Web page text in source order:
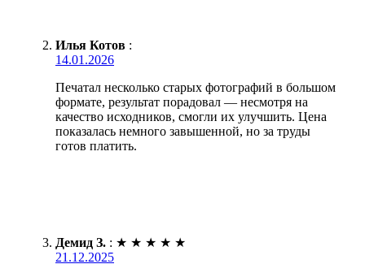
Илья Котов :
14.01.2026
Печатал несколько старых фотографий в большом
формате, результат порадовал — несмотря на
качество исходников, смогли их улучшить. Цена
показалась немного завышенной, но за труды
готов платить.
Демид З. : ★ ★ ★ ★ ★
21.12.2025